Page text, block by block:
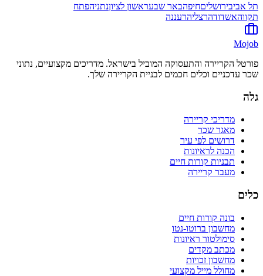
תל אביבירושליםחיפהבאר שבעראשון לציוןנתניהפתח
תקווהאשדודהרצליהרעננה
Mojob
פורטל הקריירה והתעסוקה המוביל בישראל. מדריכים מקצועיים, נתוני
שכר עדכניים וכלים חכמים לבניית הקריירה שלך.
גלה
מדריכי קריירה
מאגר שכר
דרושים לפי עיר
הכנה לראיונות
תבניות קורות חיים
מעבר קריירה
כלים
בונה קורות חיים
מחשבון ברוטו-נטו
סימולטור ראיונות
מכתב מקדים
מחשבון זכויות
מחולל מייל מקצועי